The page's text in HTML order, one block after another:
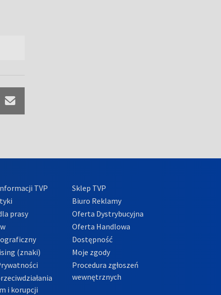
TVP
prasy
(znaki)
i korupcji
Sklep TVP
Biuro Reklamy
Oferta Dystrybucyjna
Oferta Handlowa
Dostępność
Moje zgody
Procedura zgłoszeń
wewnętrznych